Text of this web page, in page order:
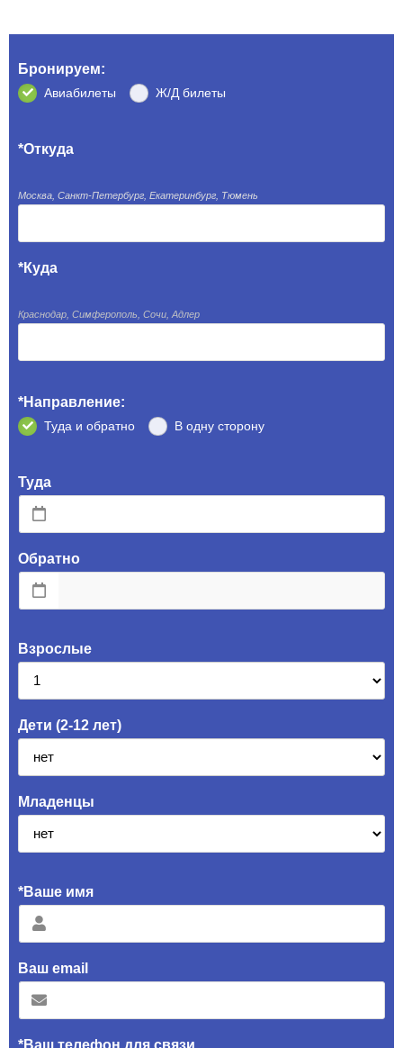
Бронируем:
Авиабилеты Ж/Д билеты
*Откуда
Москва, Санкт-Петербург, Екатеринбург, Тюмень
*Куда
Краснодар, Симферополь, Сочи, Адлер
*Направление:
Туда и обратно В одну сторону
Туда
Обратно
Взрослые
Дети (2-12 лет)
Младенцы
*Ваше имя
Ваш email
*Ваш телефон для связи